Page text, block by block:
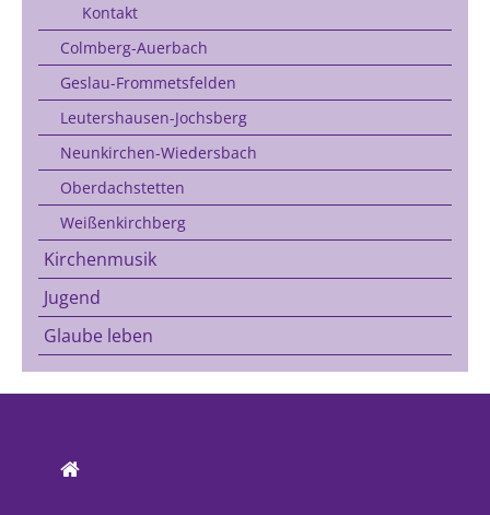
Kontakt
Colmberg-Auerbach
Geslau-Frommetsfelden
Leutershausen-Jochsberg
Neunkirchen-Wiedersbach
Oberdachstetten
Weißenkirchberg
Kirchenmusik
Jugend
Glaube leben